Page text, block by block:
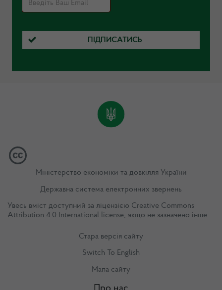
ПІДПИСАТИСЬ
Міністерство економіки та довкілля України
Державна система електронних звернень
Увесь вміст доступний за ліцензією Creative Commons
Attribution 4.0 International license, якщо не зазначено інше.
Стара версія сайту
Switch To English
Мапа сайту